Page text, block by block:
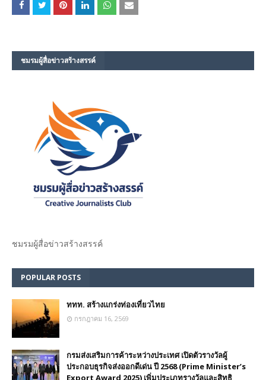
ชมรม​ผู้สื่อข่าวสร้างสรรค์​
ชมรม​ผู้สื่อข่าวสร้างสรรค์​
POPULAR POSTS
ททท. สร้างแกร่งท่องเที่ยวไทย
กรกฎาคม 16, 2569
กรมส่งเสริมการค้าระหว่างประเทศ เปิดตัวรางวัลผู้
ประกอบธุรกิจส่งออกดีเด่น ปี 2568 (Prime Minister’s